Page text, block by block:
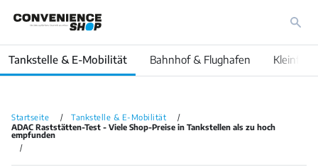
Tankstelle & E-Mobilität Bahnhof & Flughafen
Startseite
Tankstelle & E-Mobilität
ADAC Raststätten-Test - Viele Shop-Preise in Tankstellen als zu hoch
empfunden